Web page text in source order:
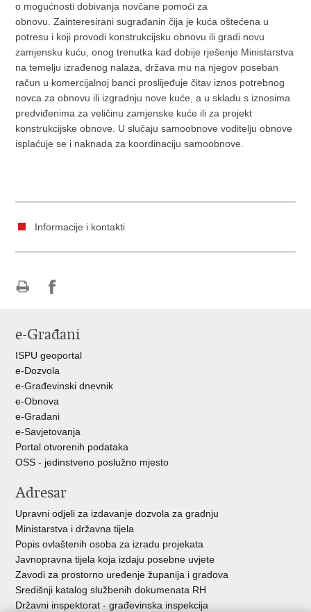
o mogućnosti dobivanja novčane pomoći za
obnovu. Zainteresirani sugrađanin čija je kuća oštećena u
potresu i koji provodi konstrukcijsku obnovu ili gradi novu
zamjensku kuću, onog trenutka kad dobije rješenje Ministarstva
na temelju izrađenog nalaza, država mu na njegov poseban
račun u komercijalnoj banci proslijeđuje čitav iznos potrebnog
novca za obnovu ili izgradnju nove kuće, a u skladu s iznosima
predviđenima za veličinu zamjenske kuće ili za projekt
konstrukcijske obnove. U slučaju samoobnove voditelju obnove
isplaćuje se i naknada za koordinaciju samoobnove.
Informacije i kontakti
FacebookuTwitteru
e-Građani
ISPU geoportal
e-Dozvola
e-Građevinski dnevnik
e-Obnova
e-Građani
e-Savjetovanja
Portal otvorenih podataka
OSS - jedinstveno poslužno mjesto
Adresar
Upravni odjeli za izdavanje dozvola za gradnju
Ministarstva i državna tijela
Popis ovlaštenih osoba za izradu projekata
Javnopravna tijela koja izdaju posebne uvjete
Zavodi za prostorno uređenje županija i gradova
Središnji katalog službenih dokumenata RH
Državni inspektorat - građevinska inspekcija